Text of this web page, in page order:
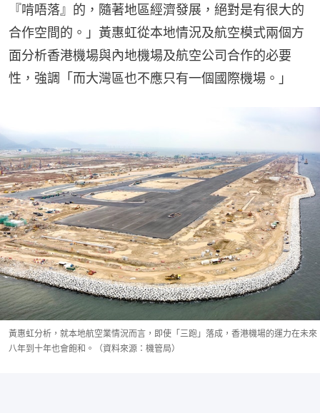
『啃唔落』的，隨著地區經濟發展，絕對是有很大的
合作空間的。」黃惠虹從本地情況及航空模式兩個方
面分析香港機場與內地機場及航空公司合作的必要
性，強調「而大灣區也不應只有一個國際機場。」
黃惠虹分析，就本地航空業情況而言，即使「三跑」落成，香港機場的運力在未來
八年到十年也會飽和。（資料來源：機管局）